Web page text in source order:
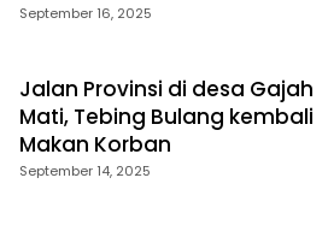
September 16, 2025
Jalan Provinsi di desa Gajah
Mati, Tebing Bulang kembali
Makan Korban
September 14, 2025